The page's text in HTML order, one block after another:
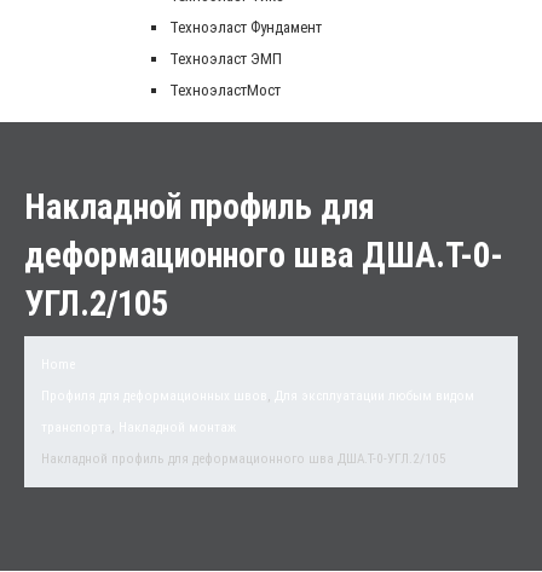
Техноэласт Фундамент
Техноэласт ЭМП
ТехноэластМост
Накладной профиль для
деформационного шва ДША.Т-0-
УГЛ.2/105
,
,
Накладной профиль для деформационного шва ДША.Т-0-УГЛ.2/105